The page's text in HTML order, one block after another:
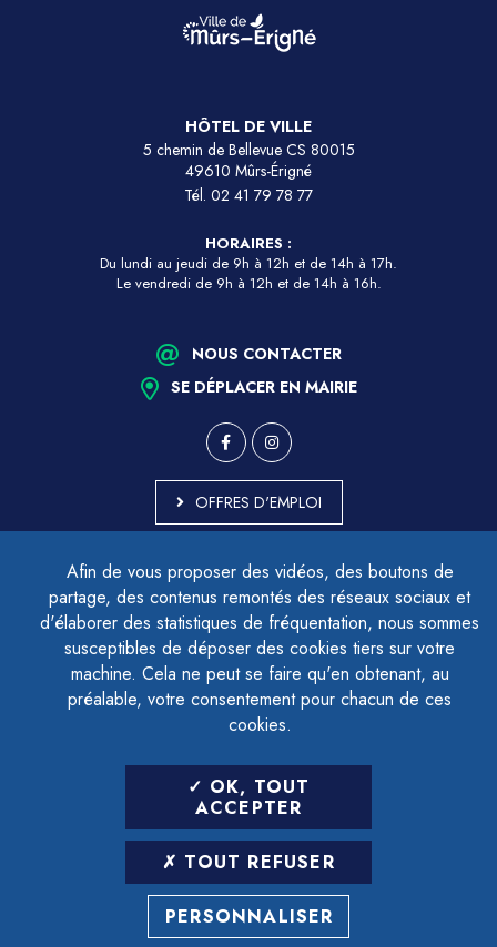
Afin de vous proposer des vidéos, des boutons de
partage, des contenus remontés des réseaux sociaux et
d'élaborer des statistiques de fréquentation, nous sommes
susceptibles de déposer des cookies tiers sur votre
machine. Cela ne peut se faire qu'en obtenant, au
préalable, votre consentement pour chacun de ces
cookies.
OK, TOUT
ACCEPTER
TOUT REFUSER
PERSONNALISER
HÔTEL DE VILLE
5 chemin de Bellevue CS 80015
49610 Mûrs-Érigné
Tél. 02 41 79 78 77
HORAIRES :
Du lundi au jeudi de 9h à 12h et de 14h à 17h.
Le vendredi de 9h à 12h et de 14h à 16h.
NOUS CONTACTER
SE DÉPLACER EN MAIRIE
OFFRES D'EMPLOI
ACCESSIBILITÉ - PARTIELLEMENT CONFORME
PLAN DU SITE
MENTIONS LÉGALES
CONTACTER LE DÉLÉGUÉ À LA PROTECTION DES DONNÉES
GESTION DES COOKIES
LETTRE D'INFORMATION
SAISIR VOTRE ADRESSE E-MAIL
POUR VOUS INSCRIRE :
ARCHIVES DÉSINSCRIPTION